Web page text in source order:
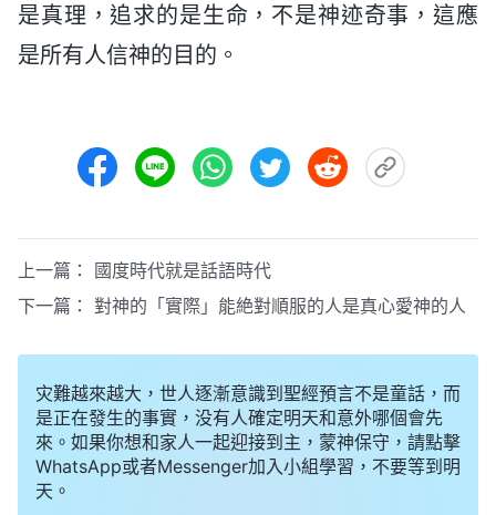
是真理，追求的是生命，不是神迹奇事，這應
是所有人信神的目的。
上一篇： 國度時代就是話語時代
下一篇： 對神的「實際」能絶對順服的人是真心愛神的人
灾難越來越大，世人逐漸意識到聖經預言不是童話，而
是正在發生的事實，没有人確定明天和意外哪個會先
來。如果你想和家人一起迎接到主，蒙神保守，請點擊
WhatsApp或者Messenger加入小組學習，不要等到明
天。